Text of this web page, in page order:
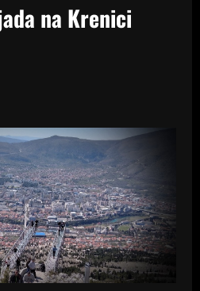
na Krenici